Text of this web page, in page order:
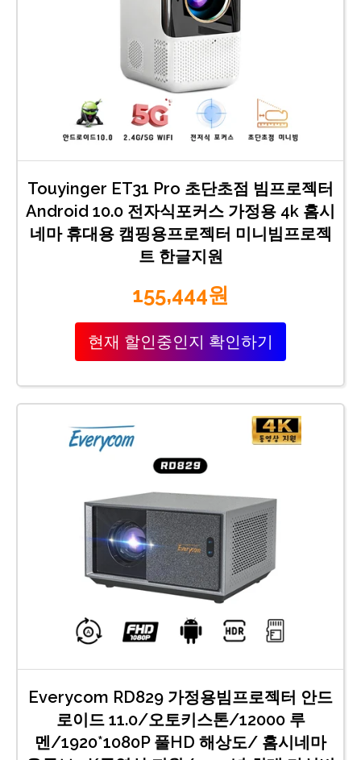
Touyinger ET31 Pro 초단초점 빔프로젝터
Android 10.0 전자식포커스 가정용 4k 홈시
네마 휴대용 캠핑용프로젝터 미니빔프로젝
트 한글지원
155,444원
현재 할인중인지 확인하기
Everycom RD829 가정용빔프로젝터 안드
로이드 11.0/오토키스톤/12000 루
멘/1920*1080P 풀HD 해상도/ 홈시네마